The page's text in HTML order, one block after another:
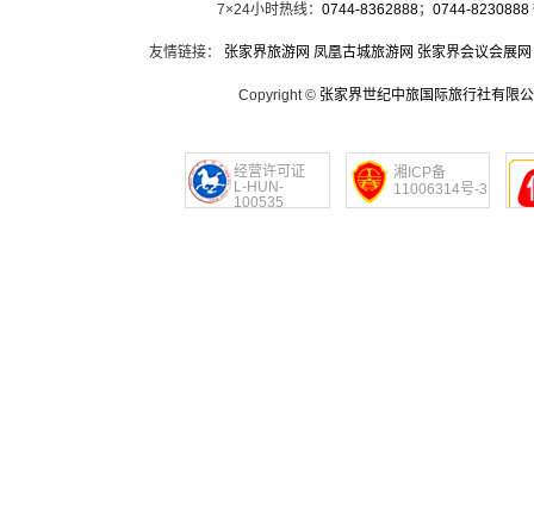
7×24小时热线： 0744-8362888； 0744-8230888
友情链接： 张家界旅游网 凤凰古城旅游网 张家界会议会展网
Copyright © 张家界世纪中旅国际旅行社有限
经营许可证
L-HUN-
100535
湘ICP备
11006314号-3